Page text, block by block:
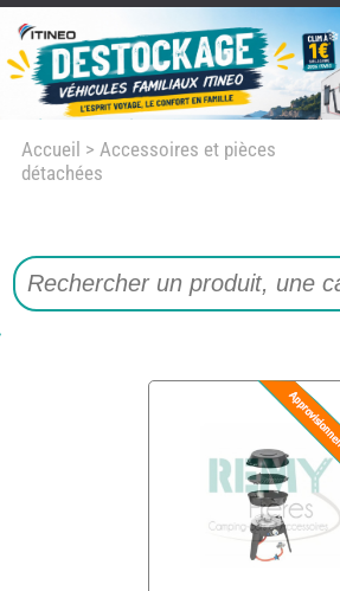
Accueil > Accessoires et pièces
détachées